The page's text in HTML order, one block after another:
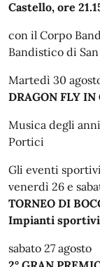
Castello, ore
con il Corpo
Bandistico di
Martedì 30
DRAGON FLY
Musica degli
Portici
Gli eventi sportivi
venerdì 26 e
TORNEO DI
Impianti
sabato 27 agosto